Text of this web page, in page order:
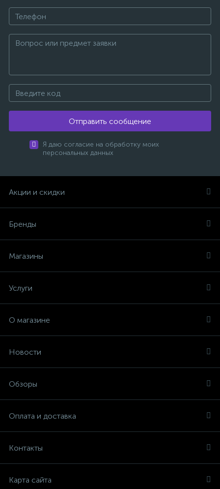
Отправить сообщение
Я даю согласие на обработку моих
персональных данных
Акции и скидки
Бренды
Магазины
Услуги
О магазине
Новости
Обзоры
Оплата и доставка
Контакты
Карта сайта